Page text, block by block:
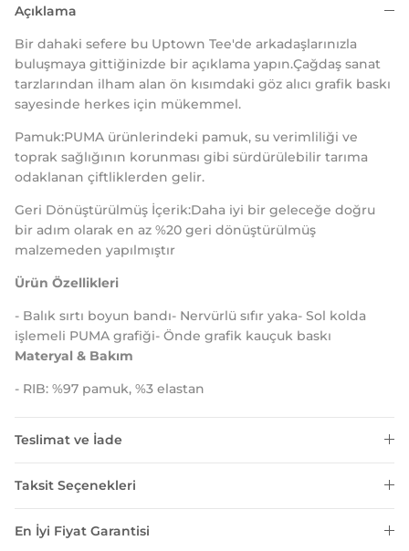
Açıklama
Bir dahaki sefere bu Uptown Tee'de arkadaşlarınızla
buluşmaya gittiğinizde bir açıklama yapın.Çağdaş sanat
tarzlarından ilham alan ön kısımdaki göz alıcı grafik baskı
sayesinde herkes için mükemmel.
Pamuk:PUMA ürünlerindeki pamuk, su verimliliği ve
toprak sağlığının korunması gibi sürdürülebilir tarıma
odaklanan çiftliklerden gelir.
Geri Dönüştürülmüş İçerik:Daha iyi bir geleceğe doğru
bir adım olarak en az %20 geri dönüştürülmüş
malzemeden yapılmıştır
Ürün Özellikleri
- Balık sırtı boyun bandı- Nervürlü sıfır yaka- Sol kolda
işlemeli PUMA grafiği- Önde grafik kauçuk baskı
Materyal & Bakım
- RIB: %97 pamuk, %3 elastan
Teslimat ve İade
Taksit Seçenekleri
En İyi Fiyat Garantisi